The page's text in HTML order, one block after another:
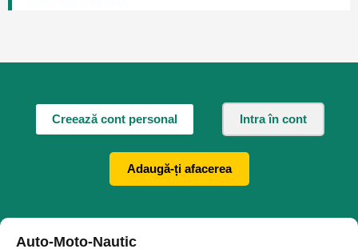
Creează cont personal Intra în cont
Adaugă-ți afacerea
Auto-Moto-Nautic